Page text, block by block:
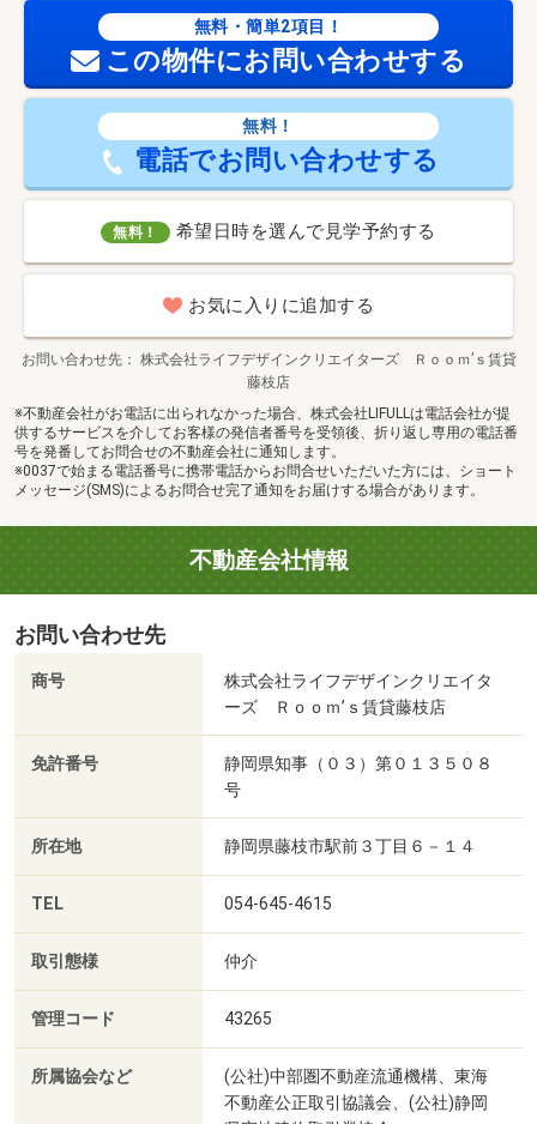
無料・簡単2項目！
この物件にお問い合わせする
無料！
電話でお問い合わせする
無料！ 希望日時を選んで見学予約する
お気に入りに追加する
お問い合わせ先
株式会社ライフデザインクリエイターズ Ｒｏｏｍ’ｓ賃貸
藤枝店
※不動産会社がお電話に出られなかった場合、株式会社LIFULLは電話会社が提
供するサービスを介してお客様の発信者番号を受領後、折り返し専用の電話番
号を発番してお問合せの不動産会社に通知します。
※0037で始まる電話番号に携帯電話からお問合せいただいた方には、ショート
メッセージ(SMS)によるお問合せ完了通知をお届けする場合があります。
不動産会社情報
お問い合わせ先
商号
株式会社ライフデザインクリエイタ
ーズ Ｒｏｏｍ’ｓ賃貸藤枝店
免許番号
静岡県知事（０３）第０１３５０８
号
所在地 静岡県藤枝市駅前３丁目６－１４
TEL 054-645-4615
取引態様 仲介
管理コード 43265
所属協会など
(公社)中部圏不動産流通機構、東海
不動産公正取引協議会、(公社)静岡